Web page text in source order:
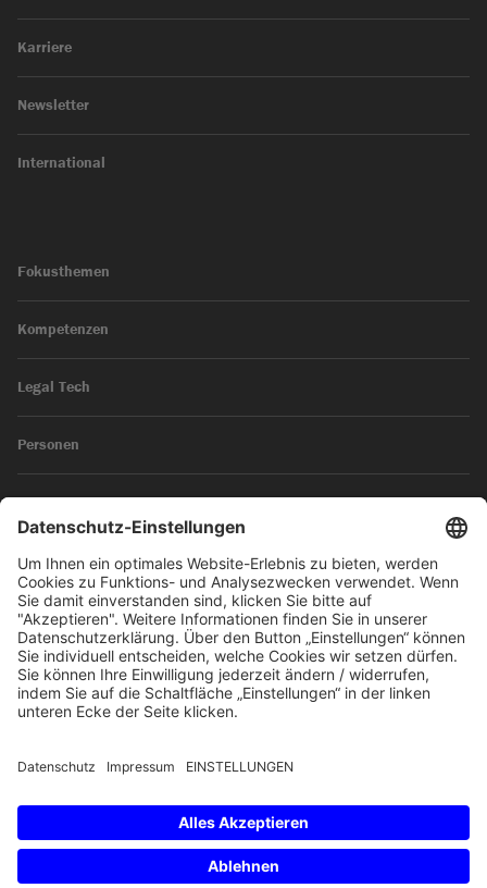
Karriere
Newsletter
International
Fokusthemen
Kompetenzen
Legal Tech
Personen
News
Impressum
Datenschutz